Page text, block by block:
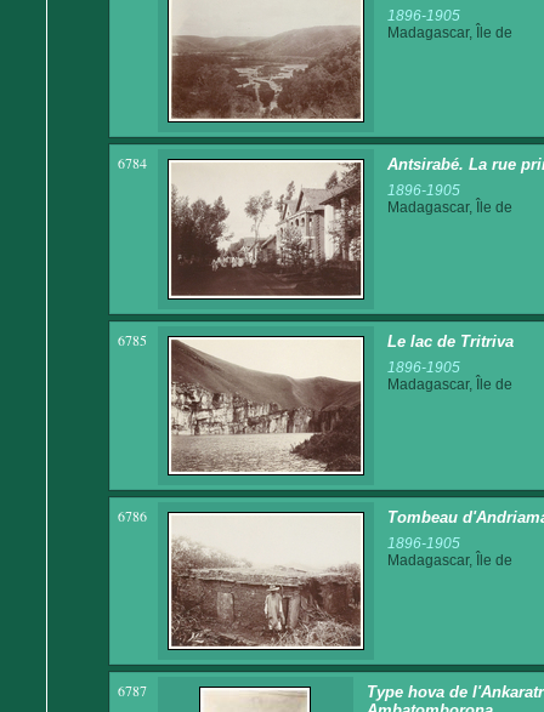
1896-1905
Madagascar, Île de
6784 Antsirabé. La rue
1896-1905
Madagascar, Île de
6785 Le lac de Tritriva
1896-1905
Madagascar, Île de
6786 Tombeau
1896-1905
Madagascar, Île de
6787
Type hova de